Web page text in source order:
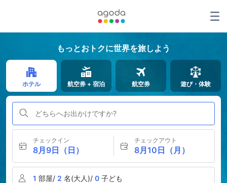
もっとおトクに世界を旅しよう
ホテル 航空券 + 宿泊 航空券 遊び・体験
どちらへお出かけですか?
チェックイン
8月9日（日）
チェックアウト
8月10日（月）
1 部屋/ 2 名(大人)/ 0 子ども